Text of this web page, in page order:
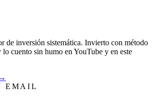
de inversión sistemática. Invierto con método
lo cuento sin humo en YouTube y en este
EMAIL